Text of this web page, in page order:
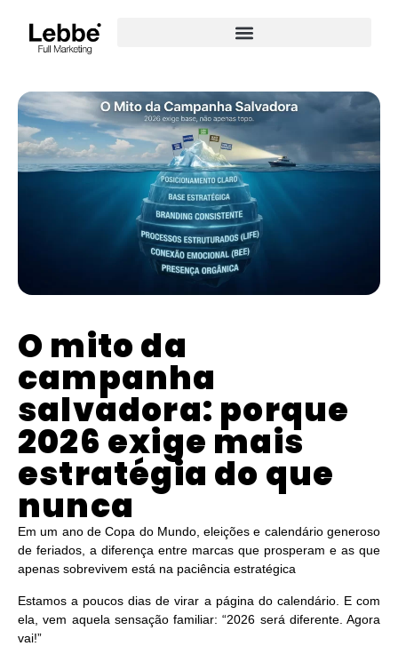
O mito da
campanha
salvadora: porque
2026 exige mais
estratégia do que
nunca
Em um ano de Copa do Mundo, eleições e calendário generoso
de feriados, a diferença entre marcas que prosperam e as que
apenas sobrevivem está na paciência estratégica
Estamos a poucos dias de virar a página do calendário. E com
ela, vem aquela sensação familiar: “2026 será diferente. Agora
vai!”